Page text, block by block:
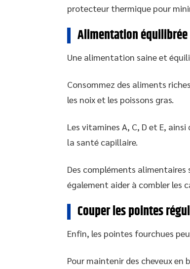
protecteur thermique pour
Alimentation équilibrée
Une alimentation saine et
Consommez des aliments
les noix et les poissons gras.
Les vitamines A, C, D et E,
la santé capillaire.
Des compléments
également aider à combler les
Couper les pointes
Enfin, les pointes fourchues
Pour maintenir des cheveux